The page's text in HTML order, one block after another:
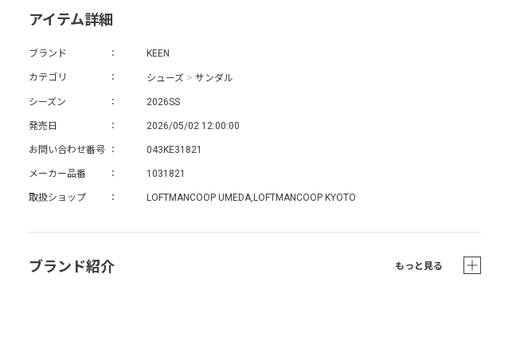
アイテム詳細
ブランド KEEN
カテゴリ シューズ > サンダル
シーズン 2026SS
発売日 2026/05/02 12:00:00
お問い合わせ番号 043KE31821
メーカー品番 1031821
取扱ショップ LOFTMANCOOP UMEDA,LOFTMANCOOP KYOTO
ブランド紹介 もっと見る